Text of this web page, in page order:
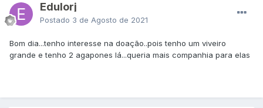
Edulorj
Postado 3 de Agosto de 2021
Bom dia...tenho interesse na doação..pois tenho um viveiro
grande e tenho 2 agapones lá...queria mais companhia para elas